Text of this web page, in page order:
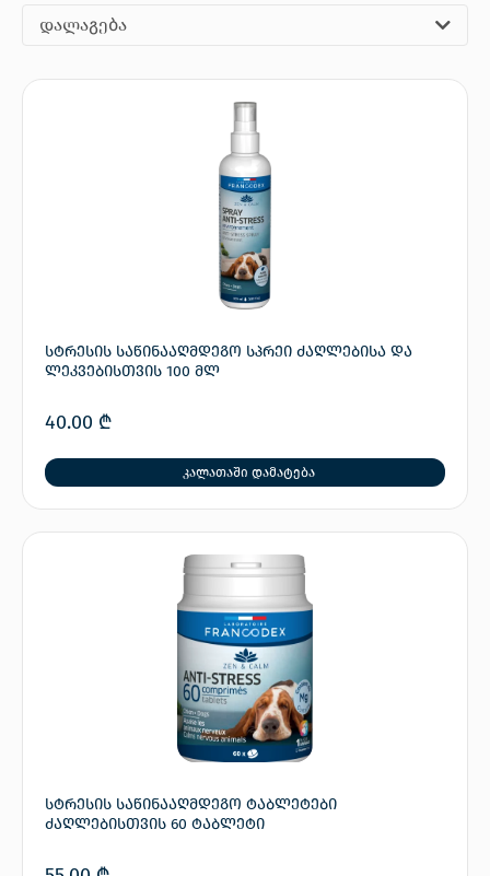
დალაგება
სტრესის საწინააღმდეგო სპრეი ძაღლებისა და
ლეკვებისთვის 100 მლ
40.00 ₾
კალათაში დამატება
სტრესის საწინააღმდეგო ტაბლეტები
ძაღლებისთვის 60 ტაბლეტი